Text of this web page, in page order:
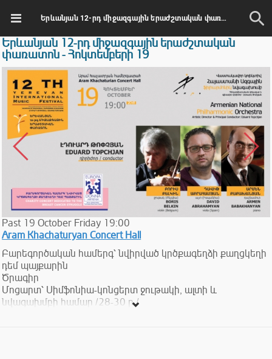
Երևանյան 12-րդ միջազգային երաժշտական փառատոն - Հոկտեմբերի 19
Երևանյան 12-րդ միջազգային երաժշտական
փառատոն - Հոկտեմբերի 19
Past 19 October Friday 19:00
Aram Khachaturyan Concert Hall
Բարեգործական համերգ՝ նվիրված կրծքագեղձի քաղցկեղի
դեմ պայքարին
Ծրագիր
Մոցարտ՝ Սիմֆոնիա-կոնցերտ ջութակի, ալտի և
նվագախմբի համար /28-30 ր./